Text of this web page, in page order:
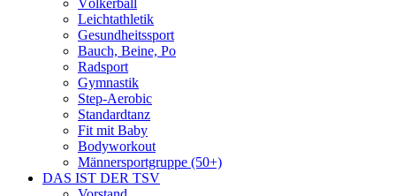
Völkerball
Leichtathletik
Gesundheitssport
Bauch, Beine, Po
Radsport
Gymnastik
Step-Aerobic
Standardtanz
Fit mit Baby
Bodyworkout
Männersportgruppe (50+)
DAS IST DER TSV